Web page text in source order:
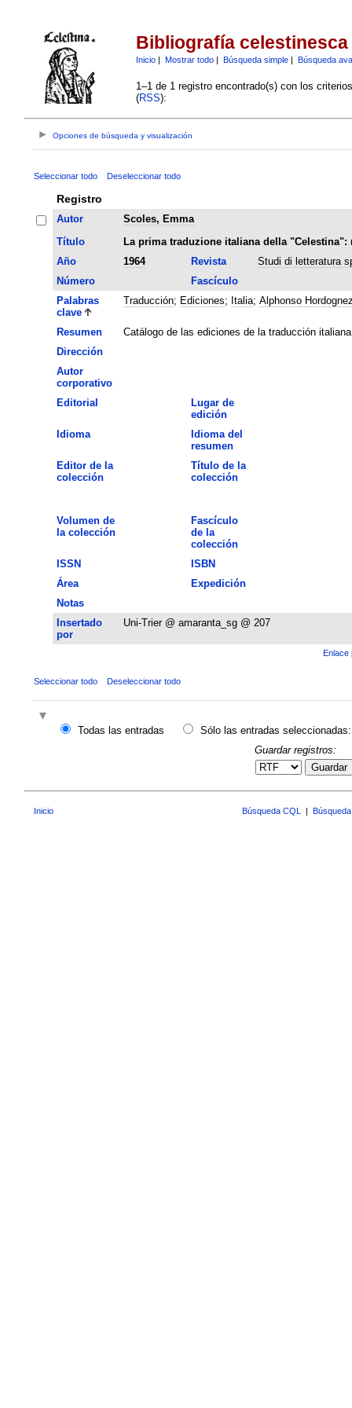
Bibliografía celestinesca
Inicio| Mostrar todo| Búsqueda simple| Búsqueda
1–1 de 1 registro encontrado(s) con los
(RSS):
Opciones de búsqueda y visualización
Seleccionar todo Deseleccionar todo
Registro
Autor
Scoles, Emma
Título
La prima traduzione italiana della
Año
1964 Revista
Studi di letteratura
Número
Fascículo
Palabras
clave
Traducción; Ediciones; Italia; Alphonso
Resumen
Catálogo de las ediciones de la traducción
Dirección
Autor
corporativo
Editorial
Lugar de
edición
Idioma
Idioma del
resumen
Editor de la
colección
Título de la
colección
Volumen de
la colección
Fascículo
de la
colección
ISSN
ISBN
Área
Expedición
Notas
Insertado
por
Uni-Trier @ amaranta_sg @ 207
Enlace
Seleccionar todo Deseleccionar todo
Todas las entradas
Sólo las entradas seleccionadas:
Guardar registros:
Guardar
Inicio Búsqueda CQL